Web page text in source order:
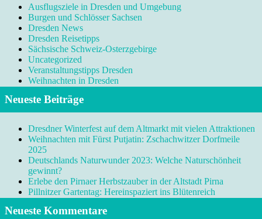
Ausflugsziele in Dresden und Umgebung
Burgen und Schlösser Sachsen
Dresden News
Dresden Reisetipps
Sächsische Schweiz-Osterzgebirge
Uncategorized
Veranstaltungstipps Dresden
Weihnachten in Dresden
Neueste Beiträge
Dresdner Winterfest auf dem Altmarkt mit vielen Attraktionen
Weihnachten mit Fürst Putjatin: Zschachwitzer Dorfmeile
2025
Deutschlands Naturwunder 2023: Welche Naturschönheit
gewinnt?
Erlebe den Pirnaer Herbstzauber in der Altstadt Pirna
Pillnitzer Gartentag: Hereinspaziert ins Blütenreich
Neueste Kommentare